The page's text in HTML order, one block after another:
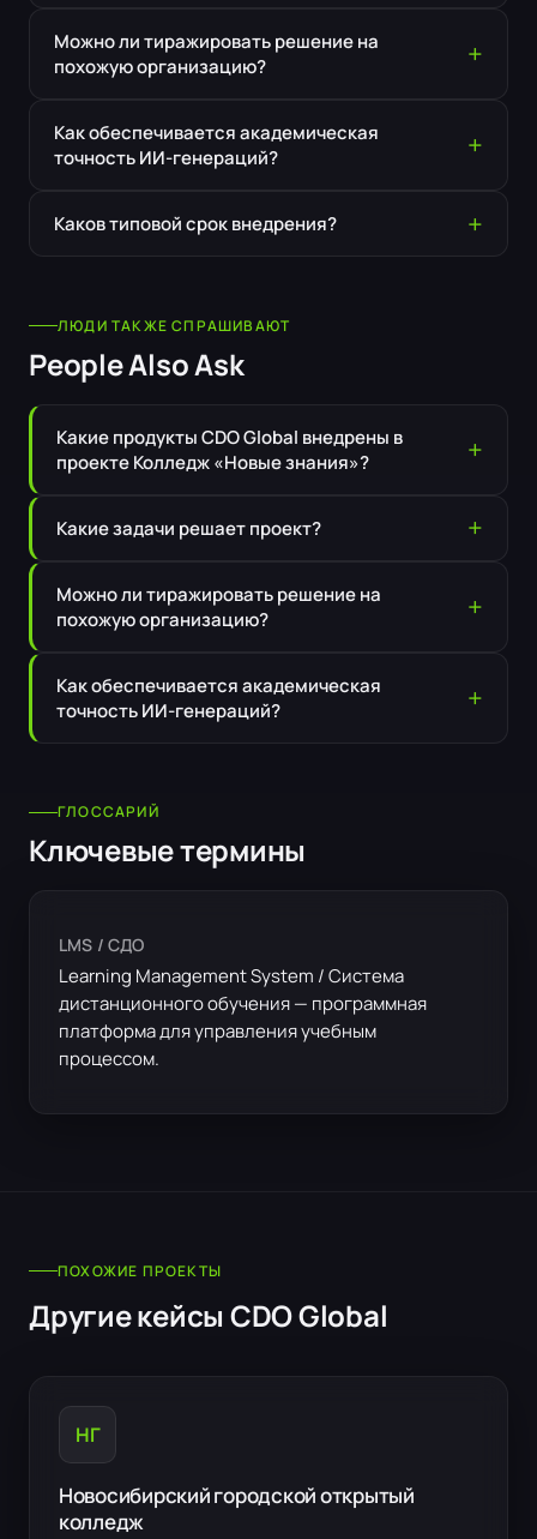
Можно ли тиражировать решение на
похожую организацию?
Как обеспечивается академическая
точность ИИ-генераций?
Каков типовой срок внедрения?
ЛЮДИ ТАКЖЕ СПРАШИВАЮТ
People Also Ask
Какие продукты CDO Global внедрены в
проекте Колледж «Новые знания»?
Какие задачи решает проект?
Можно ли тиражировать решение на
похожую организацию?
Как обеспечивается академическая
точность ИИ-генераций?
ГЛОССАРИЙ
Ключевые термины
LMS / СДО
Learning Management System / Система
дистанционного обучения — программная
платформа для управления учебным
процессом.
ПОХОЖИЕ ПРОЕКТЫ
Другие кейсы CDO Global
НГ
Новосибирский городской открытый
колледж